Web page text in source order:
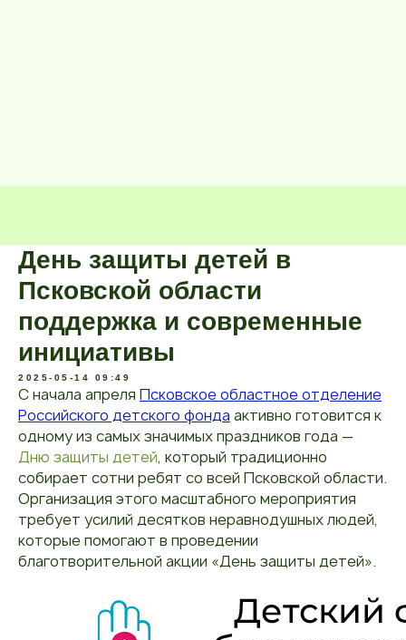
День защиты детей в
Псковской области
поддержка и современные
инициативы
2025-05-14 09:49
С начала апреля Псковское областное отделение
Российского детского фонда активно готовится к
одному из самых значимых праздников года —
Дню защиты детей, который традиционно
собирает сотни ребят со всей Псковской области.
Организация этого масштабного мероприятия
требует усилий десятков неравнодушных людей,
которые помогают в проведении
благотворительной акции «День защиты детей».